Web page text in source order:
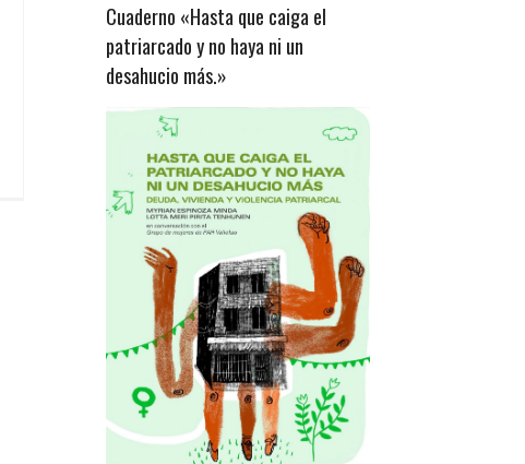
Cuaderno «Hasta que caiga el
patriarcado y no haya ni un
desahucio más.»